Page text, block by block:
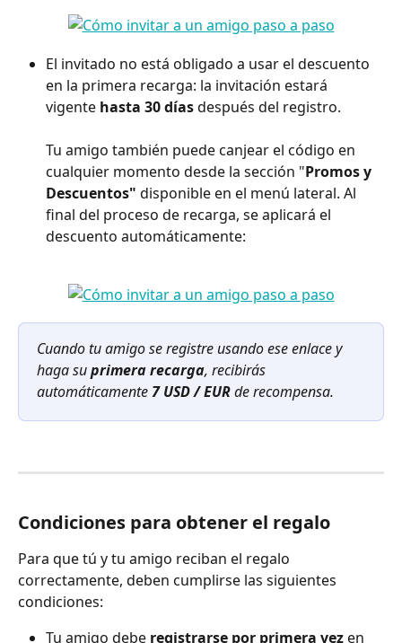
El invitado no está obligado a usar el descuento
en la primera recarga: la invitación estará
vigente hasta 30 días después del registro.
Tu amigo también puede canjear el código en
cualquier momento desde la sección "Promos y
Descuentos" disponible en el menú lateral. Al
final del proceso de recarga, se aplicará el
descuento automáticamente:
Cuando tu amigo se registre usando ese enlace y
haga su primera recarga, recibirás
automáticamente 7 USD / EUR de recompensa.
Condiciones para obtener el regalo
Para que tú y tu amigo reciban el regalo
correctamente, deben cumplirse las siguientes
condiciones:
Tu amigo debe registrarse por primera vez en